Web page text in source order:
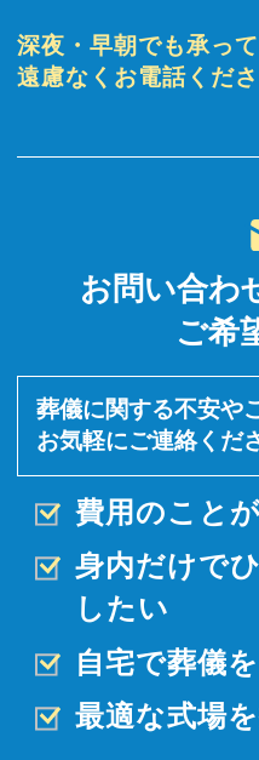
深夜・早朝でも承っ
遠慮なくお電話くだ
お問い合わ
ご希
葬儀に関する不安や
お気軽にご連絡くだ
費用のこと
身内だけで
したい
自宅で葬儀
最適な式場